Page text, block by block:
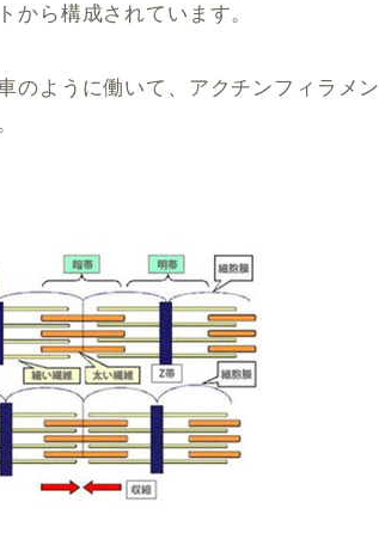
から構成されています。
のように働いて、アクチンフィラメン